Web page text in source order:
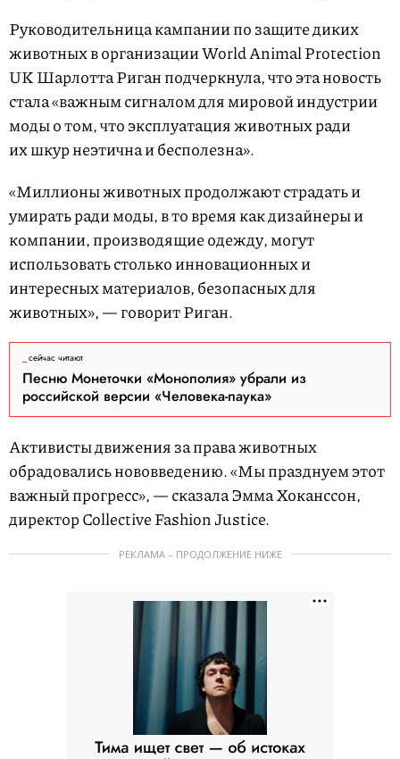
Руководительница кампании по защите диких
животных в организации World Animal Protection
UK Шарлотта Риган подчеркнула, что эта новость
стала «важным сигналом для мировой индустрии
моды о том, что эксплуатация животных ради
их шкур неэтична и бесполезна».
«Миллионы животных продолжают страдать и
умирать ради моды, в то время как дизайнеры и
компании, производящие одежду, могут
использовать столько инновационных и
интересных материалов, безопасных для
животных», — говорит Риган.
сейчас читают
Песню Монеточки «Монополия» убрали из
российской версии «Человека-паука»
Активисты движения за права животных
обрадовались нововведению. «Мы празднуем этот
важный прогресс», — сказала Эмма Хоканссон,
директор Collective Fashion Justice.
РЕКЛАМА – ПРОДОЛЖЕНИЕ НИЖЕ